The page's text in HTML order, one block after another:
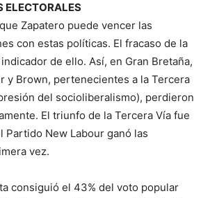
ELECTORALES
Zapatero puede vencer las
con estas políticas. El fracaso de la
de ello. Así, en Gran Bretaña,
y Brown, pertenecientes a la Tercera
del socioliberalismo), perdieron
El triunfo de la Tercera Vía fue
Partido New Labour ganó las
vez.
consiguió el 43% del voto popular